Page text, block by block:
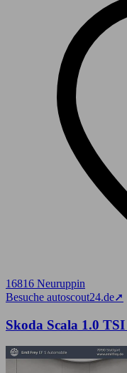
16816 Neuruppin
Besuche autoscout24.de➚
Skoda Scala 1.0